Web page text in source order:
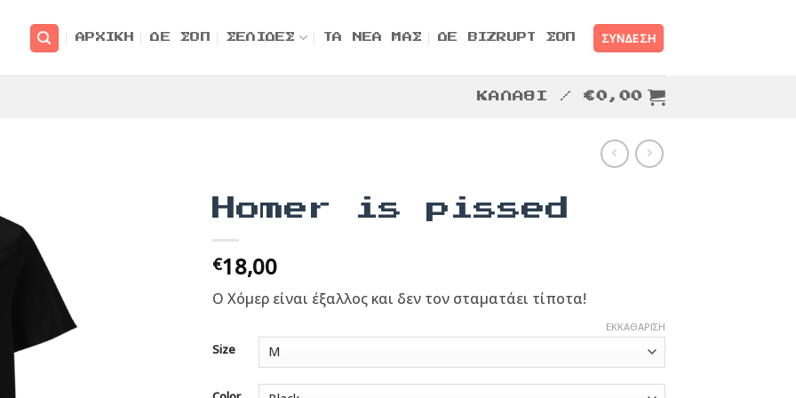
ΑΡΧΙΚΗ ΔΕ ΣΟΠ ΣΕΛΙΔΕΣ ΤΑ ΝΕΑ ΜΑΣ ΔΕ BIZRUPT ΣΟΠ ΣΎΝΔΕΣΗ
ΚΑΛΆΘΙ /€0,00
Homer is pissed
€18,00
Ο Χόμερ είναι έξαλλος και δεν τον σταματάει τίποτα!
Size
ΕΚΚΑΘΆΡΙΣΗ